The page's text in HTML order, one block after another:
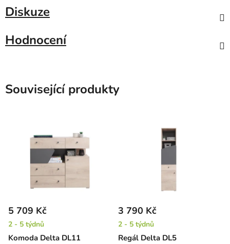
Diskuze
Hodnocení
Související produkty
Komoda Delta DL11
5 709 Kč
2 - 5 týdnů
Regál Delta DL5
3 790 Kč
2 - 5 týdnů